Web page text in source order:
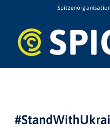
springen